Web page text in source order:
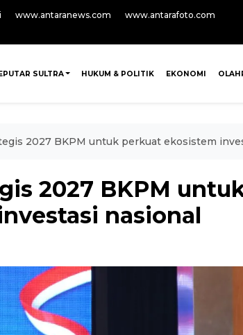
www.antaranews.com
www.antarafoto.com
SULTRA HUKUM & POLITIK EKONOMI
2027 BKPM untuk perkuat ekosistem
2027 BKPM
nasional